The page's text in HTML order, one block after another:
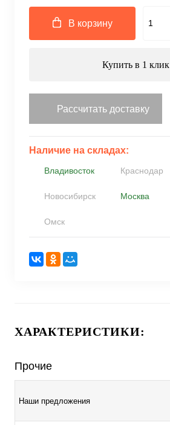
В корзину
Купить в 1 клик
Рассчитать доставку
Наличие на складах:
Владивосток Краснодар
Новосибирск Москва
Омск
ХАРАКТЕРИСТИКИ:
Прочие
Наши предложения